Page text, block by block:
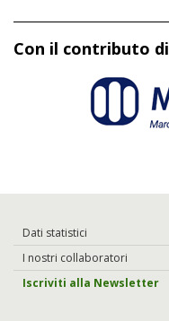
Con il contributo di
Dati statistici
I nostri collaboratori
Iscriviti alla Newsletter